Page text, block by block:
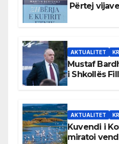
Përtej
AKTUALITET
Mustaf
i Shkollës
AKTUALITET
Kuvendi i
miratoi